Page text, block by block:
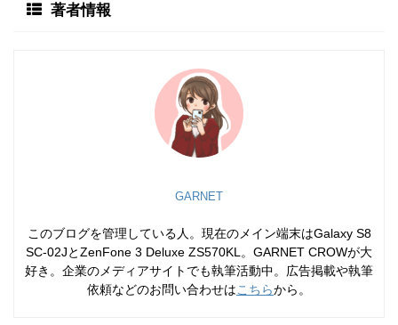
著者情報
GARNET
このブログを管理している人。現在のメイン端末はGalaxy S8
SC-02JとZenFone 3 Deluxe ZS570KL。GARNET CROWが大
好き。企業のメディアサイトでも執筆活動中。広告掲載や執筆
依頼などのお問い合わせはこちらから。